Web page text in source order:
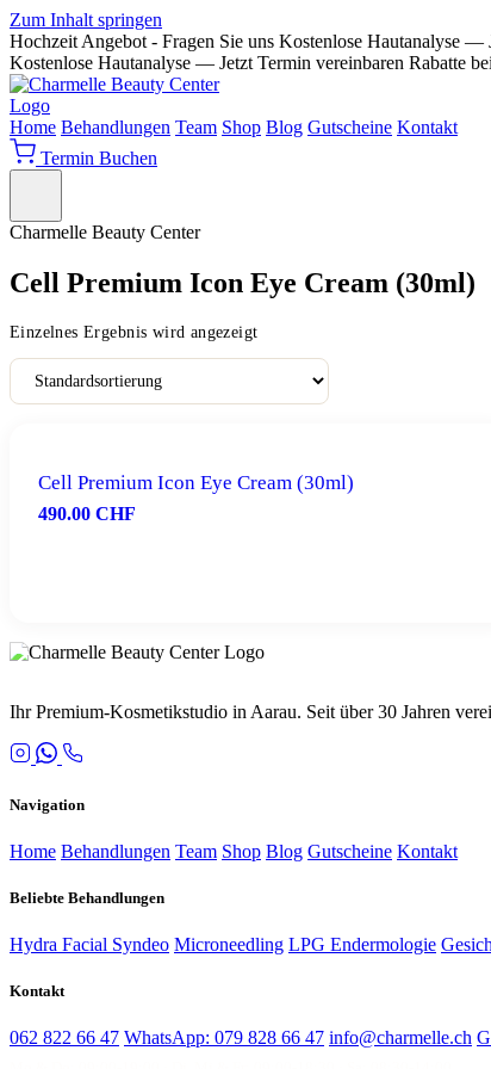
Zum Inhalt springen
Hochzeit Angebot - Fragen Sie uns Kostenlose Hautanalyse —
Kostenlose Hautanalyse — Jetzt Termin vereinbaren Rabatte
Home Behandlungen Team Shop Blog Gutscheine Kontakt
Termin Buchen
Charmelle Beauty Center
Cell Premium Icon Eye Cream (30ml)
Einzelnes Ergebnis wird angezeigt
Cell Premium Icon Eye Cream (30ml)
490.00 CHF
Ihr Premium-Kosmetikstudio in Aarau. Seit über 30 Jahren
Navigation
Home Behandlungen Team Shop Blog Gutscheine Kontakt
Beliebte Behandlungen
Hydra Facial Syndeo Microneedling LPG Endermologie
Kontakt
062 822 66 47 WhatsApp: 079 828 66 47 info@charmelle.ch